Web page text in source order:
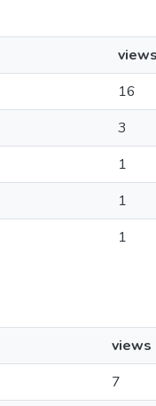
16
3
1
1
1
views
7